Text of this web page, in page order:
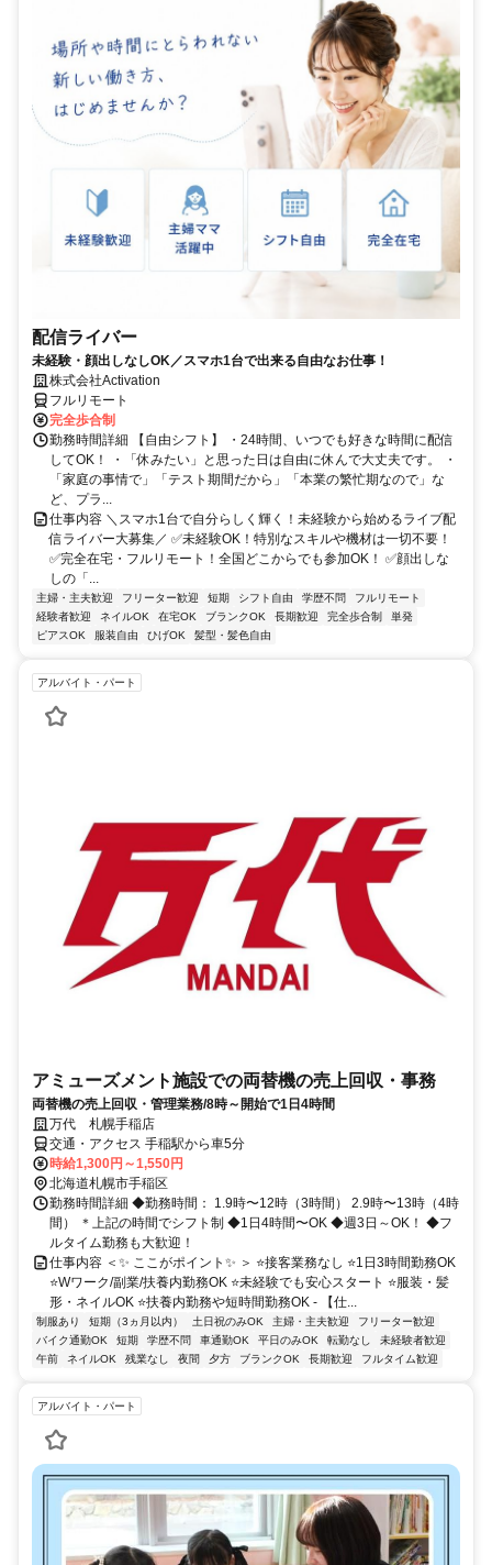
配信ライバー
未経験・顔出しなしOK／スマホ1台で出来る自由なお仕事！
株式会社Activation
フルリモート
完全歩合制
勤務時間詳細 【自由シフト】 ・24時間、いつでも好きな時間に配信
してOK！ ・「休みたい」と思った日は自由に休んで大丈夫です。 ・
「家庭の事情で」「テスト期間だから」「本業の繁忙期なので」な
ど、プラ...
仕事内容 ＼スマホ1台で自分らしく輝く！未経験から始めるライブ配
信ライバー大募集／ ✅未経験OK！特別なスキルや機材は一切不要！
✅完全在宅・フルリモート！全国どこからでも参加OK！ ✅顔出しな
しの「...
主婦・主夫歓迎 フリーター歓迎 短期 シフト自由 学歴不問
フルリモート
経験者歓迎
ネイルOK 在宅OK ブランクOK 長期歓迎 完全歩合制
単発
ピアスOK
服装自由 ひげOK 髪型・髪色自由
アルバイト・パート
アミューズメント施設での両替機の売上回収・事務
両替機の売上回収・管理業務/8時～開始で1日4時間
万代 札幌手稲店
交通・アクセス 手稲駅から車5分
時給1,300円～1,550円
北海道札幌市手稲区
勤務時間詳細 ◆勤務時間： 1.9時〜12時（3時間） 2.9時〜13時（4時
間） ＊上記の時間でシフト制 ◆1日4時間〜OK ◆週3日～OK！ ◆フ
ルタイム勤務も大歓迎！
仕事内容 ＜✨ ここがポイント✨ ＞ ⭐接客業務なし ⭐1日3時間勤務OK
⭐Wワーク/副業/扶養内勤務OK ⭐未経験でも安心スタート ⭐服装・髪
形・ネイルOK ⭐扶養内勤務や短時間勤務OK - 【仕...
制服あり 短期（3ヵ月以内） 土日祝のみOK 主婦・主夫歓迎
フリーター歓迎
バイク通勤OK
短期 学歴不問 車通勤OK 平日のみOK 転勤なし
未経験者歓迎
午前
ネイルOK 残業なし 夜間 夕方 ブランクOK 長期歓迎 フルタイム歓迎
アルバイト・パート